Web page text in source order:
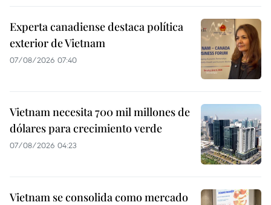
Experta canadiense destaca política
exterior de Vietnam
07/08/2026 07:40
Vietnam necesita 700 mil millones de
dólares para crecimiento verde
07/08/2026 04:23
Vietnam se consolida como mercado